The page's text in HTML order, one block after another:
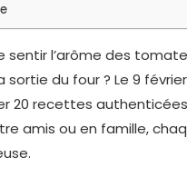
sentir l’arôme des
du four ? Le 9
20 recettes
amis ou en famille,